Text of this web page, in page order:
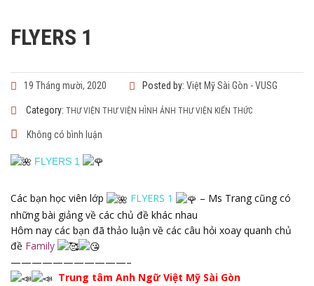
FLYERS 1
19 Tháng mười, 2020 Posted by: Việt Mỹ Sài Gòn - VUSG
Category: THƯ VIỆN THƯ VIỆN HÌNH ẢNH THƯ VIỆN KIẾN THỨC
Không có bình luận
FLYERS 1
Các bạn học viên lớp FLYERS 1
– Ms Trang cũng có
những bài giảng về các chủ đề khác nhau
Hôm nay các bạn đã thảo luận về các câu hỏi xoay quanh chủ
đề Family
———————————–
Trung tâm Anh Ngữ Việt Mỹ Sài Gòn